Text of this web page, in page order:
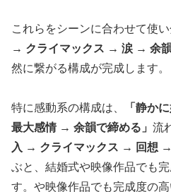
これらをシーンに合わせて使い
→ クライマックス → 涙 → 余
然に繋がる構成が完成します。
特に感動系の構成は、
「静か
最大感情 → 余韻で締める」 流
入 → クライマックス → 回想 →
ぶと、結婚式や映像作品でも
す。や映像作品でも完成度の